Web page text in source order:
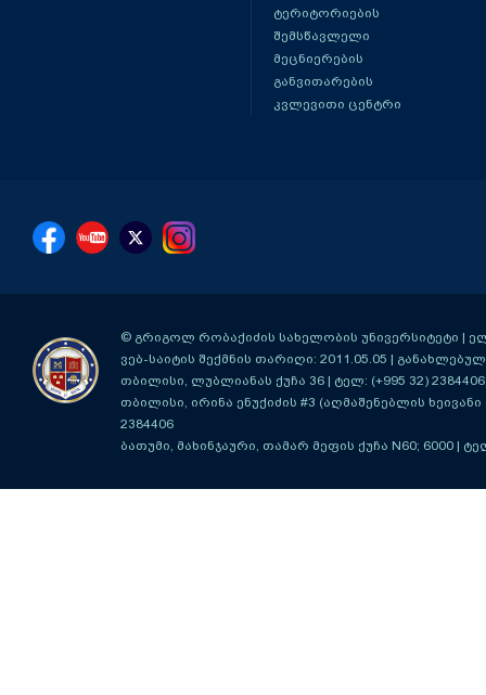
ტერიტორიების
შემსწავლელი
მეცნიერების
განვითარების
კვლევითი ცენტრი
© გრიგოლ რობაქიძის სახელობის უნივერსიტეტი |
ვებ-საიტის შექმნის თარიღი: 2011.05.05 |
თბილისი, ლუბლიანას ქუჩა 36 | ტელ: (+995 32)
თბილისი, ირინა ენუქიძის #3 (აღმაშენებლის ხეივანი
2384406
ბათუმი, მახინჯაური, თამარ მეფის ქუჩა N60; 6000 |